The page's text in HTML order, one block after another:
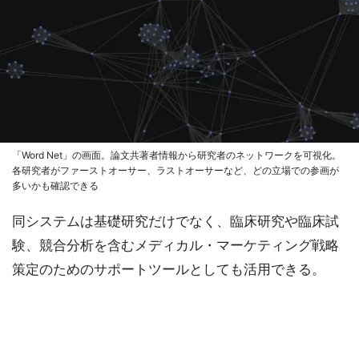
「Word Net」の画面。論文共著者情報から研究者のネットワークを可視化。
各研究者がファーストオーサー、ラストオーサーなど、どの立場での参画が
多いかも確認できる
同システムは基礎研究だけでなく、臨床研究や臨床試
験、競合分析を含むメディカル・マーケティング戦略
策定のためのサポートツールとしても活用できる。